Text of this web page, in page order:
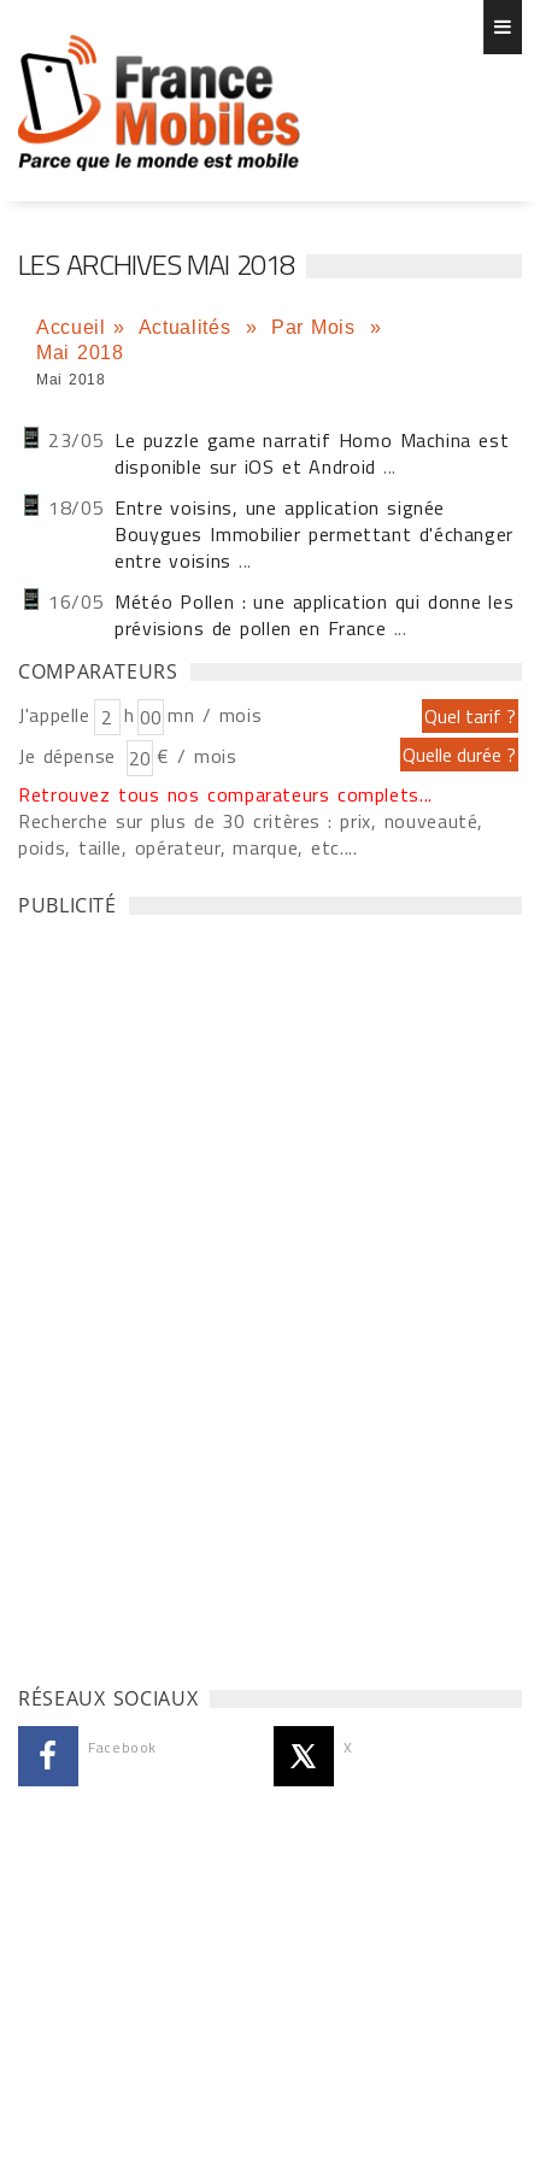
LES ARCHIVES MAI 2018
Accueil » Actualités » Par Mois
»
Mai 2018
Mai 2018
23/05 Le puzzle game narratif Homo Machina est
disponible sur iOS et Android ...
18/05 Entre voisins, une application signée
Bouygues Immobilier permettant d'échanger
entre voisins ...
16/05 Météo Pollen : une application qui donne les
prévisions de pollen en France ...
COMPARATEURS
J'appelle h
mn / mois
Je dépense
€ / mois
Retrouvez tous nos comparateurs complets...
Recherche sur plus de 30 critères : prix, nouveauté,
poids, taille, opérateur, marque, etc....
PUBLICITÉ
RÉSEAUX SOCIAUX
Facebook X